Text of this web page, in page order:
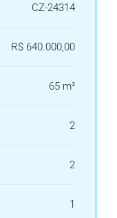
CZ-24314
R$ 640.000,00
65 m²
2
2
1